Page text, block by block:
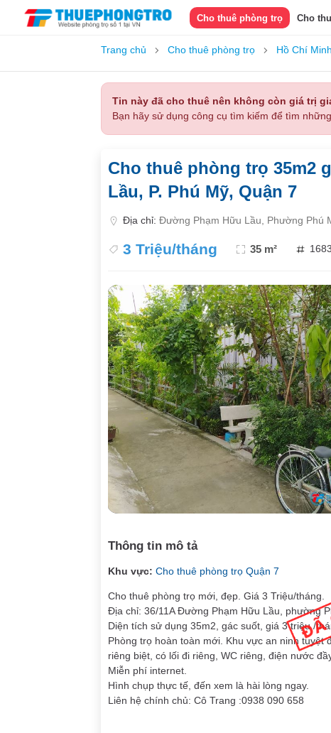
Cho thuê phòng trọ Cho
Trang chủ Cho thuê phòng trọ Hồ Chí Minh
Tin này đã cho thuê nên không còn giá trị
Bạn hãy sử dụng công cụ tìm kiếm để tìm
Cho thuê phòng trọ 35m2
Lầu, P. Phú Mỹ, Quận 7
Địa chỉ: Đường Phạm Hữu Lầu, Phường Phú
3 Triệu/tháng 35 m²
Thông tin mô tả
Khu vực: Cho thuê phòng trọ Quận 7
Cho thuê phòng trọ mới, đẹp. Giá 3 Triệu/tháng.
Địa chỉ: 36/11A Đường Phạm Hữu Lầu, phường
Diện tích sử dụng 35m2, gác suốt, giá 3 triệu /
Phòng trọ hoàn toàn mới. Khu vực an ninh
riêng biệt, có lối đi riêng, WC riêng, điện nước
Miễn phí internet.
Hình chụp thực tế, đến xem là hài lòng ngay.
Liên hệ chính chủ: Cô Trang :0938 090 658